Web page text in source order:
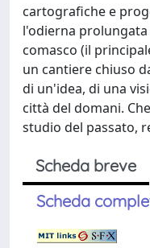
cartografiche e
l'odierna
comasco (il
un cantiere chiuso
di un'idea, di una
città del domani.
studio del passato,
Scheda breve
Scheda